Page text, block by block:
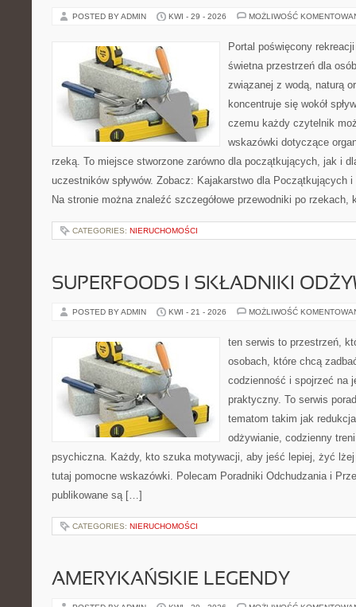
POSTED BY ADMIN KWI - 29 - 2026 MOŻLIWOŚĆ
Portal poświęcony
świetna przestrzeń dla
związanej z wodą, naturą
koncentruje się wokół
czemu każdy czytelnik
wskazówki dotyczące
rzeką. To miejsce stworzone zarówno dla początkujących, jak i
uczestników spływów. Zobacz: Kajakarstwo dla Początkujących
Na stronie można znaleźć szczegółowe przewodniki po
CATEGORIES: NIERUCHOMOŚCI
SUPERFOODS I SKŁADNIKI
POSTED BY ADMIN KWI - 21 - 2026 MOŻLIWOŚĆ
ten serwis to przestrzeń,
osobach, które chcą
codzienność i spojrzeć na
praktyczny. To serwis
tematom takim jak
odżywianie, codzienny
psychiczna. Każdy, kto szuka motywacji, aby jeść lepiej, żyć
tutaj pomocne wskazówki. Polecam Poradniki Odchudzania i
publikowane są […]
CATEGORIES: NIERUCHOMOŚCI
AMERYKAŃSKIE LEGENDY